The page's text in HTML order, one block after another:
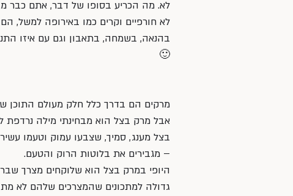
לא. מה הכריע בסופו של דבר, אתם כבר
לא חורפיים וקרים כמו באירופה למשל,
בהנאה, בשמחה, בתאבון וגם עם איזו
🙂
מרקים הם בדרך כלל חלק מעולם התוכן
אבל מרק בצל הוא מבחינתי מילה
בצל מענג, סמיך, שצבעו עמוק וטעמו
– מגבירים את בלוטות הרוק והטעם.
היופי במרק בצל הוא שלוקחים מצרך
גדולה למתכונים שהמצרכים שלהם לא